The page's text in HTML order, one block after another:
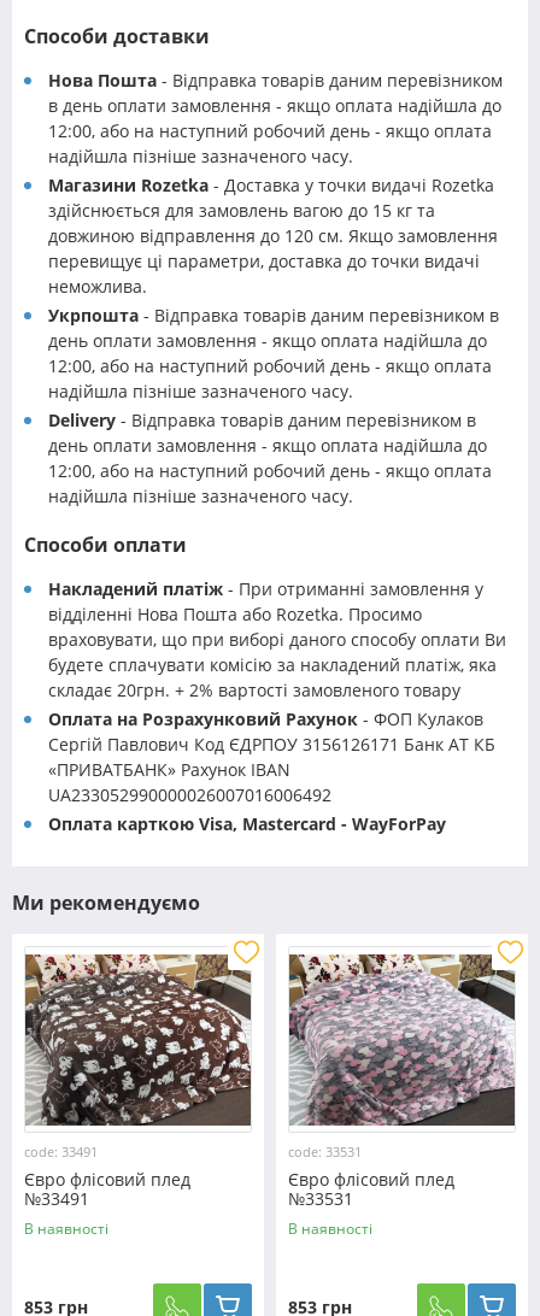
Способи доставки
Нова Пошта - Відправка товарів даним перевізником
в день оплати замовлення - якщо оплата надійшла до
12:00, або на наступний робочий день - якщо оплата
надійшла пізніше зазначеного часу.
Магазини Rozetka - Доставка у точки видачі Rozetka
здійснюється для замовлень вагою до 15 кг та
довжиною відправлення до 120 см. Якщо замовлення
перевищує ці параметри, доставка до точки видачі
неможлива.
Укрпошта - Відправка товарів даним перевізником в
день оплати замовлення - якщо оплата надійшла до
12:00, або на наступний робочий день - якщо оплата
надійшла пізніше зазначеного часу.
Delivery - Відправка товарів даним перевізником в
день оплати замовлення - якщо оплата надійшла до
12:00, або на наступний робочий день - якщо оплата
надійшла пізніше зазначеного часу.
Способи оплати
Накладений платіж - При отриманні замовлення у
відділенні Нова Пошта або Rozetka. Просимо
враховувати, що при виборі даного способу оплати Ви
будете сплачувати комісію за накладений платіж, яка
складає 20грн. + 2% вартості замовленого товару
Оплата на Розрахунковий Рахунок - ФОП Кулаков
Сергій Павлович Код ЄДРПОУ 3156126171 Банк АТ КБ
«ПРИВАТБАНК» Рахунок IBAN
UA233052990000026007016006492
Оплата карткою Visa, Mastercard - WayForPay
Ми рекомендуємо
code: 33491
Євро флісовий плед
№33491
В наявності
853 грн
code: 33531
Євро флісовий плед
№33531
В наявності
853 грн